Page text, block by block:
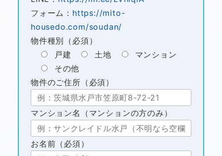
フォーム： https://mito-
housedo.com/soudan/
物件種別（必須）
戸建
土地
マンション
その他
物件のご住所（必須）
マンション名（マンションの方のみ）
お名前（必須）